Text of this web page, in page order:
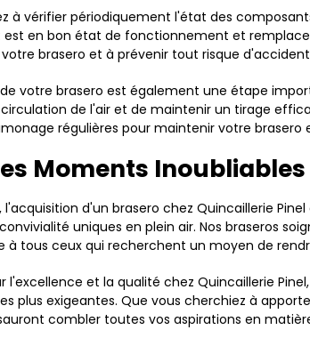
à vérifier périodiquement l'état des
en bon état de fonctionnement et
brasero et à prévenir tout risque
votre brasero est également une étape
de l'air et de maintenir un tirage
régulières pour maintenir votre
Moments
l'acquisition d'un brasero chez Quincaillerie
uniques en plein air. Nos braseros
à tous ceux qui recherchent un moyen de
l'excellence et la qualité chez Quincaillerie
plus exigeantes. Que vous cherchiez à
combler toutes vos aspirations en